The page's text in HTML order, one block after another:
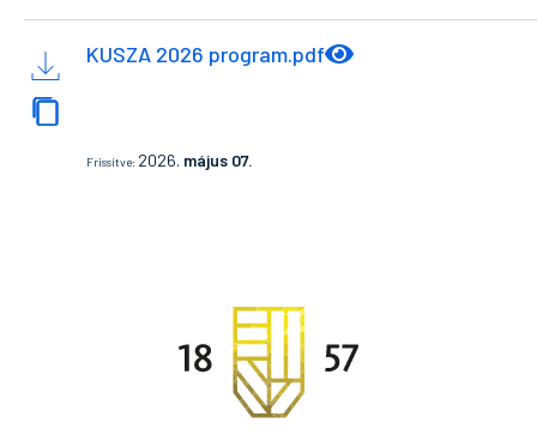
KUSZA 2026 program.pdf
Frissítve: 2026. május 07.